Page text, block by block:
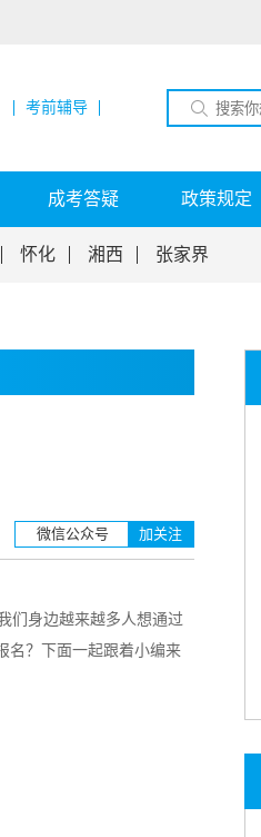
考前辅导
成考答疑 政策规定
怀化 湘西 张家界
微信公众号 加关注
们身边越来越多人想通过
名？下面一起跟着小编来
湖南科技大学